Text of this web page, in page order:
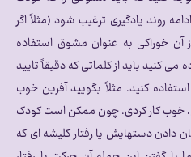
روند یادگیری ترغیب شود (مثلاً اگر
آن خوراکی به عنوان مشوق استفاده
کنید باید از کلماتی که دقیقاً تایید
کنید. مثلاً بگویید آفرین خوب
خوب کار کردی. چون ممکن است کودک
دادن دستهایش یا رفتار کلیشه ای که